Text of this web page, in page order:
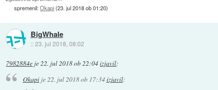
spremenil:Okapi(23. jul 2018 ob 01:20)
BigWhale
::23. jul 2018, 08:02
7982884e je22. jul 2018 ob 22:04izjavil:
Okapije22. jul 2018 ob 17:34izjavil: